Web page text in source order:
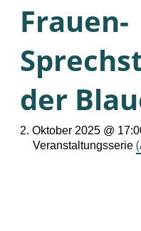
Frauen-
der
2. Oktober 2025 @
Veranstaltungsserie